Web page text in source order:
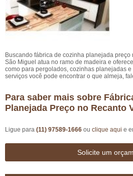
Buscando fábrica de cozinha planejada preço
São Miguel atua no ramo de madeira e
como para pergolados, cozinhas planejadas
serviços você pode encontrar o que almeja,
Para saber mais sobre
Planejada Preço no Recanto
Ligue para (11) 97589-1666 ou clique aqui e
Solicite um